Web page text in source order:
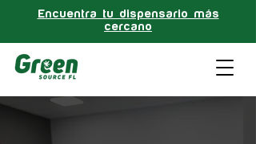
Encuentra tu dispensario más
cercano